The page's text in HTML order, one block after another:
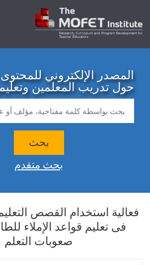
المصدر الإلكتروني
حول تدريب المعلمين
بحث
بحث متقدم
فعالية استخدام القصص
فى تعليم قواعد الإملاء
صعوبات التعلم